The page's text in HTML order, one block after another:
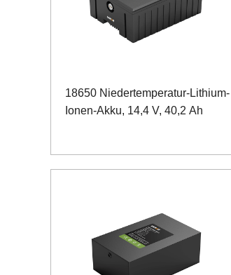
18650 Niedertemperatur-Lithium-
Ionen-Akku, 14,4 V, 40,2 Ah